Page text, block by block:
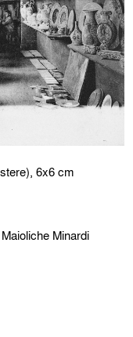
6x6 cm
Minardi